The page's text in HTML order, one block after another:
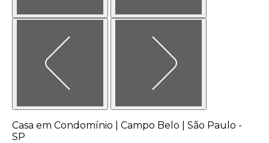
Casa em Condomínio | Campo Belo | São Paulo -
SP